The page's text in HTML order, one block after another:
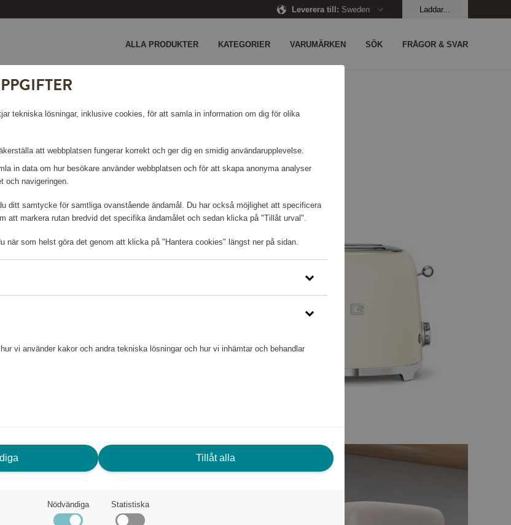
Leverera till: Sweden Laddar...
ALLA PRODUKTER KATEGORIER VARUMÄRKEN SÖK FRÅGOR & SVAR
att kunna handla
du rostar
fördelad
om du vill
en nivå på 6 olika
för tömning och
för lätt och
tekniska lösningar, inklusive cookies, för att samla in information om dig för olika
att webbplatsen fungerar korrekt och ger dig en smidig användarupplevelse.
in data om hur besökare använder webbplatsen och för att skapa anonyma analyser
och navigeringen.
ditt samtycke för samtliga ovanstående ändamål. Du har också möjlighet att specificera
att markera rutan bredvid det specifika ändamålet och sedan klicka på "Tillåt urval".
när som helst göra det genom att klicka på "Hantera cookies" längst ner på sidan.
vi använder kakor och andra tekniska lösningar och hur vi inhämtar och behandlar
Tillåt alla
Nödvändiga Statistiska